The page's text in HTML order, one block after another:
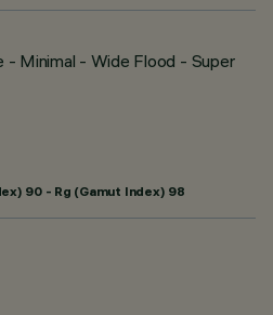
- Minimal - Wide Flood - Super
90 - Rg (Gamut Index) 98